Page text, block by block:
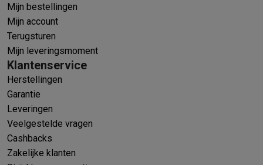
Mijn bestellingen
Mijn account
Terugsturen
Mijn leveringsmoment
Klantenservice
Herstellingen
Garantie
Leveringen
Veelgestelde vragen
Cashbacks
Zakelijke klanten